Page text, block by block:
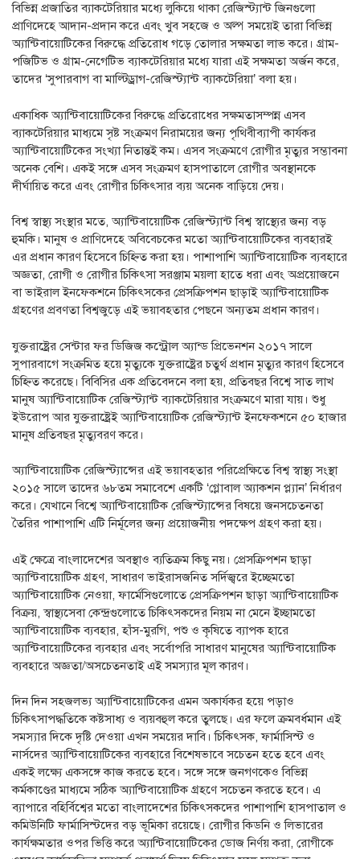
বিভিন্ন প্রজাতির ব্যাকটেরিয়ার মধ্যে লুকিয়ে থাকা রেজিস্ট্যান্ট জিনগুলো
প্রাণিদেহে আদান-প্রদান করে এবং খুব সহজে ও অল্প সময়েই তারা বিভিন্ন
অ্যান্টিবায়োটিকের বিরুদ্ধে প্রতিরোধ গড়ে তোলার সক্ষমতা লাভ করে। গ্রাম-
পজিটিভ ও গ্রাম-নেগেটিভ ব্যাকটেরিয়ার মধ্যে যারা এই সক্ষমতা অর্জন করে,
তাদের ‘সুপারবাগ বা মাল্টিড্রাগ-রেজিস্ট্যান্ট ব্যাকটেরিয়া’ বলা হয়।
একাধিক অ্যান্টিবায়োটিকের বিরুদ্ধে প্রতিরোধের সক্ষমতাসম্পন্ন এসব
ব্যাকটেরিয়ার মাধ্যমে সৃষ্ট সংক্রমণ নিরাময়ের জন্য পৃথিবীব্যাপী কার্যকর
অ্যান্টিবায়োটিকের সংখ্যা নিতান্তই কম। এসব সংক্রমণে রোগীর মৃত্যুর সম্ভাবনা
অনেক বেশি। একই সঙ্গে এসব সংক্রমণ হাসপাতালে রোগীর অবস্থানকে
দীর্ঘায়িত করে এবং রোগীর চিকিৎসার ব্যয় অনেক বাড়িয়ে দেয়।
বিশ্ব স্বাস্থ্য সংস্থার মতে, অ্যান্টিবায়োটিক রেজিস্ট্যান্ট বিশ্ব স্বাস্থ্যের জন্য বড়
হুমকি। মানুষ ও প্রাণিদেহে অবিবেচকের মতো অ্যান্টিবায়োটিকের ব্যবহারই
এর প্রধান কারণ হিসেবে চিহ্নিত করা হয়। পাশাপাশি অ্যান্টিবায়োটিক ব্যবহারে
অজ্ঞতা, রোগী ও রোগীর চিকিৎসা সরঞ্জাম ময়লা হাতে ধরা এবং অপ্রয়োজনে
বা ভাইরাল ইনফেকশনে চিকিৎসকের প্রেসক্রিপশন ছাড়াই অ্যান্টিবায়োটিক
গ্রহণের প্রবণতা বিশ্বজুড়ে এই ভয়াবহতার পেছনে অন্যতম প্রধান কারণ।
যুক্তরাষ্ট্রের সেন্টার ফর ডিজিজ কন্ট্রোল অ্যান্ড প্রিভেনশন ২০১৭ সালে
সুপারবাগে সংক্রমিত হয়ে মৃত্যুকে যুক্তরাষ্ট্রের চতুর্থ প্রধান মৃত্যুর কারণ হিসেবে
চিহ্নিত করেছে। বিবিসির এক প্রতিবেদনে বলা হয়, প্রতিবছর বিশ্বে সাত লাখ
মানুষ অ্যান্টিবায়োটিক রেজিস্ট্যান্ট ব্যাকটেরিয়ার সংক্রমণে মারা যায়। শুধু
ইউরোপ আর যুক্তরাষ্ট্রেই অ্যান্টিবায়োটিক রেজিস্ট্যান্ট ইনফেকশনে ৫০ হাজার
মানুষ প্রতিবছর মৃত্যুবরণ করে।
অ্যান্টিবায়োটিক রেজিস্ট্যান্সের এই ভয়াবহতার পরিপ্রেক্ষিতে বিশ্ব স্বাস্থ্য সংস্থা
২০১৫ সালে তাদের ৬৮তম সমাবেশে একটি ‘গ্লোবাল অ্যাকশন প্ল্যান’ নির্ধারণ
করে। যেখানে বিশ্বে অ্যান্টিবায়োটিক রেজিস্ট্যান্সের বিষয়ে জনসচেতনতা
তৈরির পাশাপাশি এটি নির্মূলের জন্য প্রয়োজনীয় পদক্ষেপ গ্রহণ করা হয়।
এই ক্ষেত্রে বাংলাদেশের অবস্থাও ব্যতিক্রম কিছু নয়। প্রেসক্রিপশন ছাড়া
অ্যান্টিবায়োটিক গ্রহণ, সাধারণ ভাইরাসজনিত সর্দিজ্বরে ইচ্ছেমতো
অ্যান্টিবায়োটিক নেওয়া, ফার্মেসিগুলোতে প্রেসক্রিপশন ছাড়া অ্যান্টিবায়োটিক
বিক্রয়, স্বাস্থ্যসেবা কেন্দ্রগুলোতে চিকিৎসকদের নিয়ম না মেনে ইচ্ছামতো
অ্যান্টিবায়োটিক ব্যবহার, হাঁস-মুরগি, পশু ও কৃষিতে ব্যাপক হারে
অ্যান্টিবায়োটিকের ব্যবহার এবং সর্বোপরি সাধারণ মানুষের অ্যান্টিবায়োটিক
ব্যবহারে অজ্ঞতা/অসচেতনতাই এই সমস্যার মূল কারণ।
দিন দিন সহজলভ্য অ্যান্টিবায়োটিকের এমন অকার্যকর হয়ে পড়াও
চিকিৎসাপদ্ধতিকে কষ্টসাধ্য ও ব্যয়বহুল করে তুলছে। এর ফলে ক্রমবর্ধমান এই
সমস্যার দিকে দৃষ্টি দেওয়া এখন সময়ের দাবি। চিকিৎসক, ফার্মাসিস্ট ও
নার্সদের অ্যান্টিবায়োটিকের ব্যবহারে বিশেষভাবে সচেতন হতে হবে এবং
একই লক্ষ্যে একসঙ্গে কাজ করতে হবে। সঙ্গে সঙ্গে জনগণকেও বিভিন্ন
কর্মকাণ্ডের মাধ্যমে সঠিক অ্যান্টিবায়োটিক গ্রহণে সচেতন করতে হবে। এ
ব্যাপারে বহির্বিশ্বের মতো বাংলাদেশের চিকিৎসকদের পাশাপাশি হাসপাতাল ও
কমিউনিটি ফার্মাসিস্টদের বড় ভূমিকা রয়েছে। রোগীর কিডনি ও লিভারের
কার্যক্ষমতার ওপর ভিত্তি করে অ্যান্টিবায়োটিকের ডোজ নির্ণয় করা, রোগীকে